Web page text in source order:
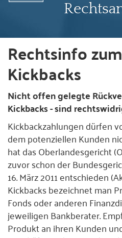
Rechtsinfo
Kickbacks
Nicht offen gelegte
Kickbacks - sind
Kickbackzahlungen dürfen
dem potenziellen Kunden
hat das Oberlandesgericht
zuvor schon der
16. März 2011 entschieden
Kickbacks bezeichnet man
Fonds oder anderen
jeweiligen Bankberater.
Produkt an ihren Kunden